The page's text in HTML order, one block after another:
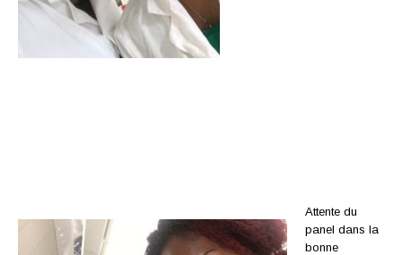
Attente du
panel dans la
bonne